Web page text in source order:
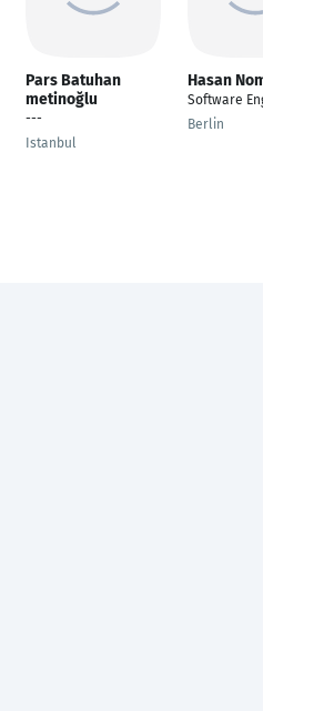
Pars Batuhan
metinoğlu
---
Istanbul
Hasan Noman
Software Engineering
Berlin